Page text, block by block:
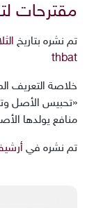
مقترحات
تم نشره بتاريخ الثلاثاء 9
thbat
خلاصة التعريف
«تحبيس الأصل
منافع يولدها
تم نشره في